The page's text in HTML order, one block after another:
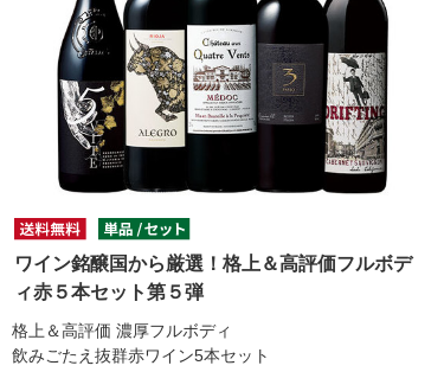
ワイン銘醸国から厳選！格上＆高評価フルボデ
ィ赤５本セット第５弾
格上＆高評価 濃厚フルボディ
飲みごたえ抜群赤ワイン5本セット